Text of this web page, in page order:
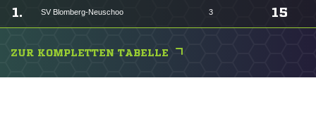
1. SV Blomberg-Neuschoo 3 15
ZUR KOMPLETTEN TABELLE